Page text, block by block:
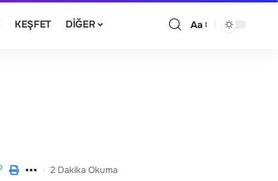
KEŞFET DIĞER Aa
2 Dakika Okuma